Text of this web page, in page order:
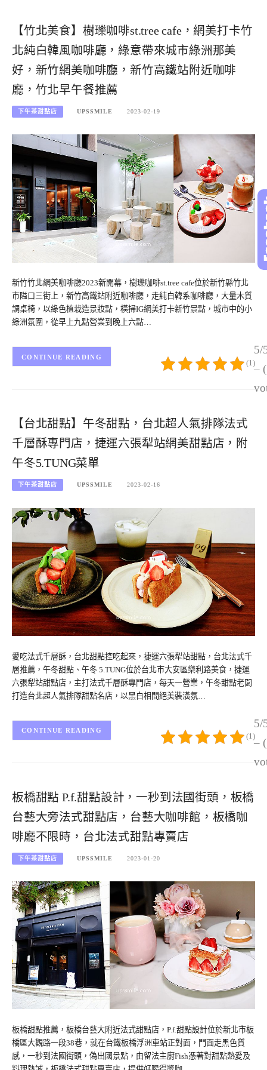
【竹北美食】樹瓅咖啡st.tree cafe，網美打卡竹
北純白韓風咖啡廳，綠意帶來城市綠洲那美
好，新竹網美咖啡廳，新竹高鐵站附近咖啡
廳，竹北早午餐推薦
下午茶甜點店 UPSSMILE 2023-02-19
新竹竹北網美咖啡廳2023新開幕，樹瓅咖啡st.tree cafe位於新竹縣竹北
市隘口三街上，新竹高鐵站附近咖啡廳，走純白韓系咖啡廳，大量木質
調桌椅，以綠色植栽造景妝點，橫掃IG網美打卡新竹景點，城市中的小
綠洲氛圍，從早上九點營業到晚上六點…
5/
–
(1)
CONTINUE READING
【台北甜點】午冬甜點，台北超人氣排隊法式
千層酥專門店，捷運六張犁站網美甜點店，附
午冬5.TUNG菜單
下午茶甜點店 UPSSMILE 2023-02-16
愛吃法式千層酥，台北甜點控吃起來，捷運六張犁站甜點，台北法式千
層推薦，午冬甜點、午冬 5.TUNG位於台北市大安區樂利路美食，捷運
六張犁站甜點店，主打法式千層酥專門店，每天一營業，午冬甜點老闆
打造台北超人氣排隊甜點名店，以黑白相間絕美裝潢氛…
5/
–
(1)
CONTINUE READING
板橋甜點 P.f.甜點設計，一秒到法國街頭，板橋
台藝大旁法式甜點店，台藝大咖啡館，板橋咖
啡廳不限時，台北法式甜點專賣店
下午茶甜點店 UPSSMILE 2023-01-20
板橋甜點推薦，板橋台藝大附近法式甜點店，P.f.甜點設計位於新北市板
橋區大觀路一段38巷，就在台鐵板橋浮洲車站正對面，門面走黑色質
感，一秒到法國街頭，偽出國景點，由留法主廚Fish憑著對甜點熱愛及